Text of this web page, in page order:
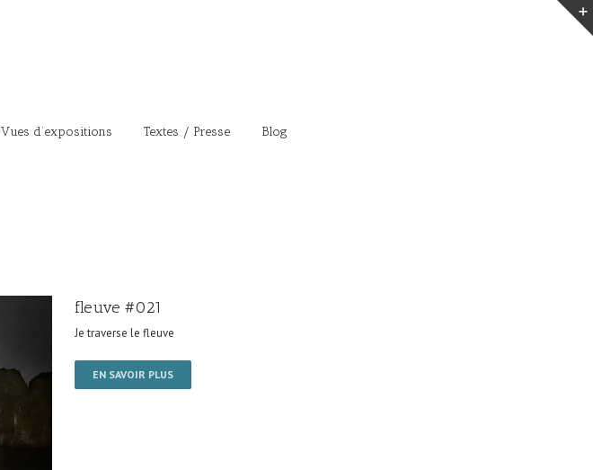
Vues d’expositions Textes / Presse Blog
fleuve #021
Je traverse le fleuve
EN SAVOIR PLUS